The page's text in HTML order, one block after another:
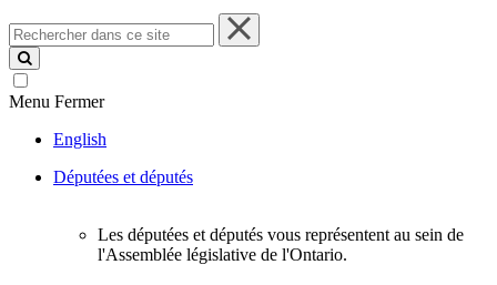
Rechercher
dans
ce
site
Menu Fermer
English
Députées et députés
Les députées et députés vous représentent au sein de
l'Assemblée législative de l'Ontario.